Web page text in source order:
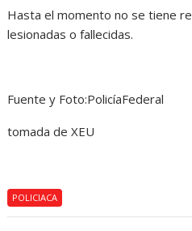
Hasta el momento no se tiene
lesionadas o fallecidas.
Fuente y Foto:PolicíaFederal
tomada de XEU
POLICIACA